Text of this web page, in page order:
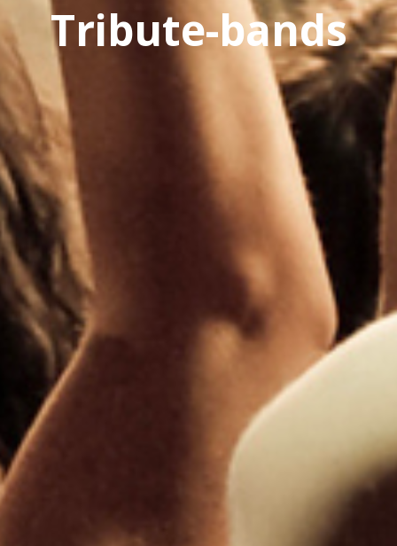
Tribute-bands